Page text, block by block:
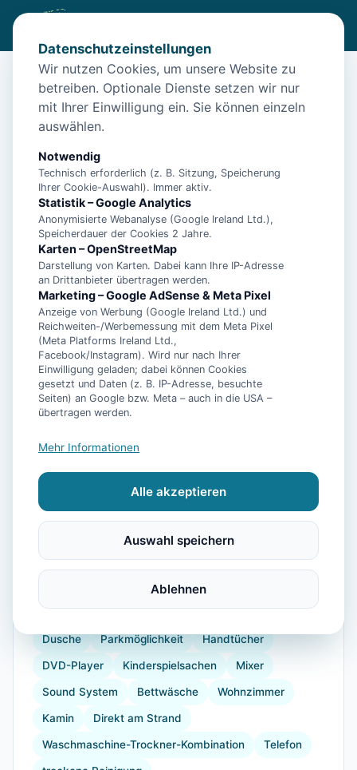
/Unterkünfte /Baltrum/
Insel Baltrum: Großes Ferienhaus für bis zu 9 Personen
Insel Baltrum: Großes Ferienhaus
für bis zu 9 Personen
26579 Baltrum
Ausstattung
WLAN
Geschirrspüler Garten
Herdplatte Küchenutensilien Toaster
Angeln
Windsurfen Kinderhochstuhl Bücher Föhn
Dusche Parkmöglichkeit Handtücher
DVD-Player Kinderspielsachen Mixer
Sound System Bettwäsche Wohnzimmer
Kamin Direkt am Strand
Waschmaschine-Trockner-Kombination Telefon
Datenschutzeinstellungen
Wir nutzen Cookies, um unsere Website zu
betreiben. Optionale Dienste setzen wir nur
mit Ihrer Einwilligung ein. Sie können einzeln
auswählen.
Notwendig
Technisch erforderlich (z. B. Sitzung, Speicherung
Ihrer Cookie-Auswahl). Immer aktiv.
Statistik – Google Analytics
Anonymisierte Webanalyse (Google Ireland Ltd.),
Speicherdauer der Cookies 2 Jahre.
Karten – OpenStreetMap
Darstellung von Karten. Dabei kann Ihre IP-Adresse
an Drittanbieter übertragen werden.
Marketing – Google AdSense & Meta Pixel
Anzeige von Werbung (Google Ireland Ltd.) und
Reichweiten-/Werbemessung mit dem Meta Pixel
(Meta Platforms Ireland Ltd.,
Facebook/Instagram). Wird nur nach Ihrer
Einwilligung geladen; dabei können Cookies
gesetzt und Daten (z. B. IP-Adresse, besuchte
Seiten) an Google bzw. Meta – auch in die USA –
übertragen werden.
Mehr Informationen
Alle akzeptieren
Auswahl speichern
Ablehnen